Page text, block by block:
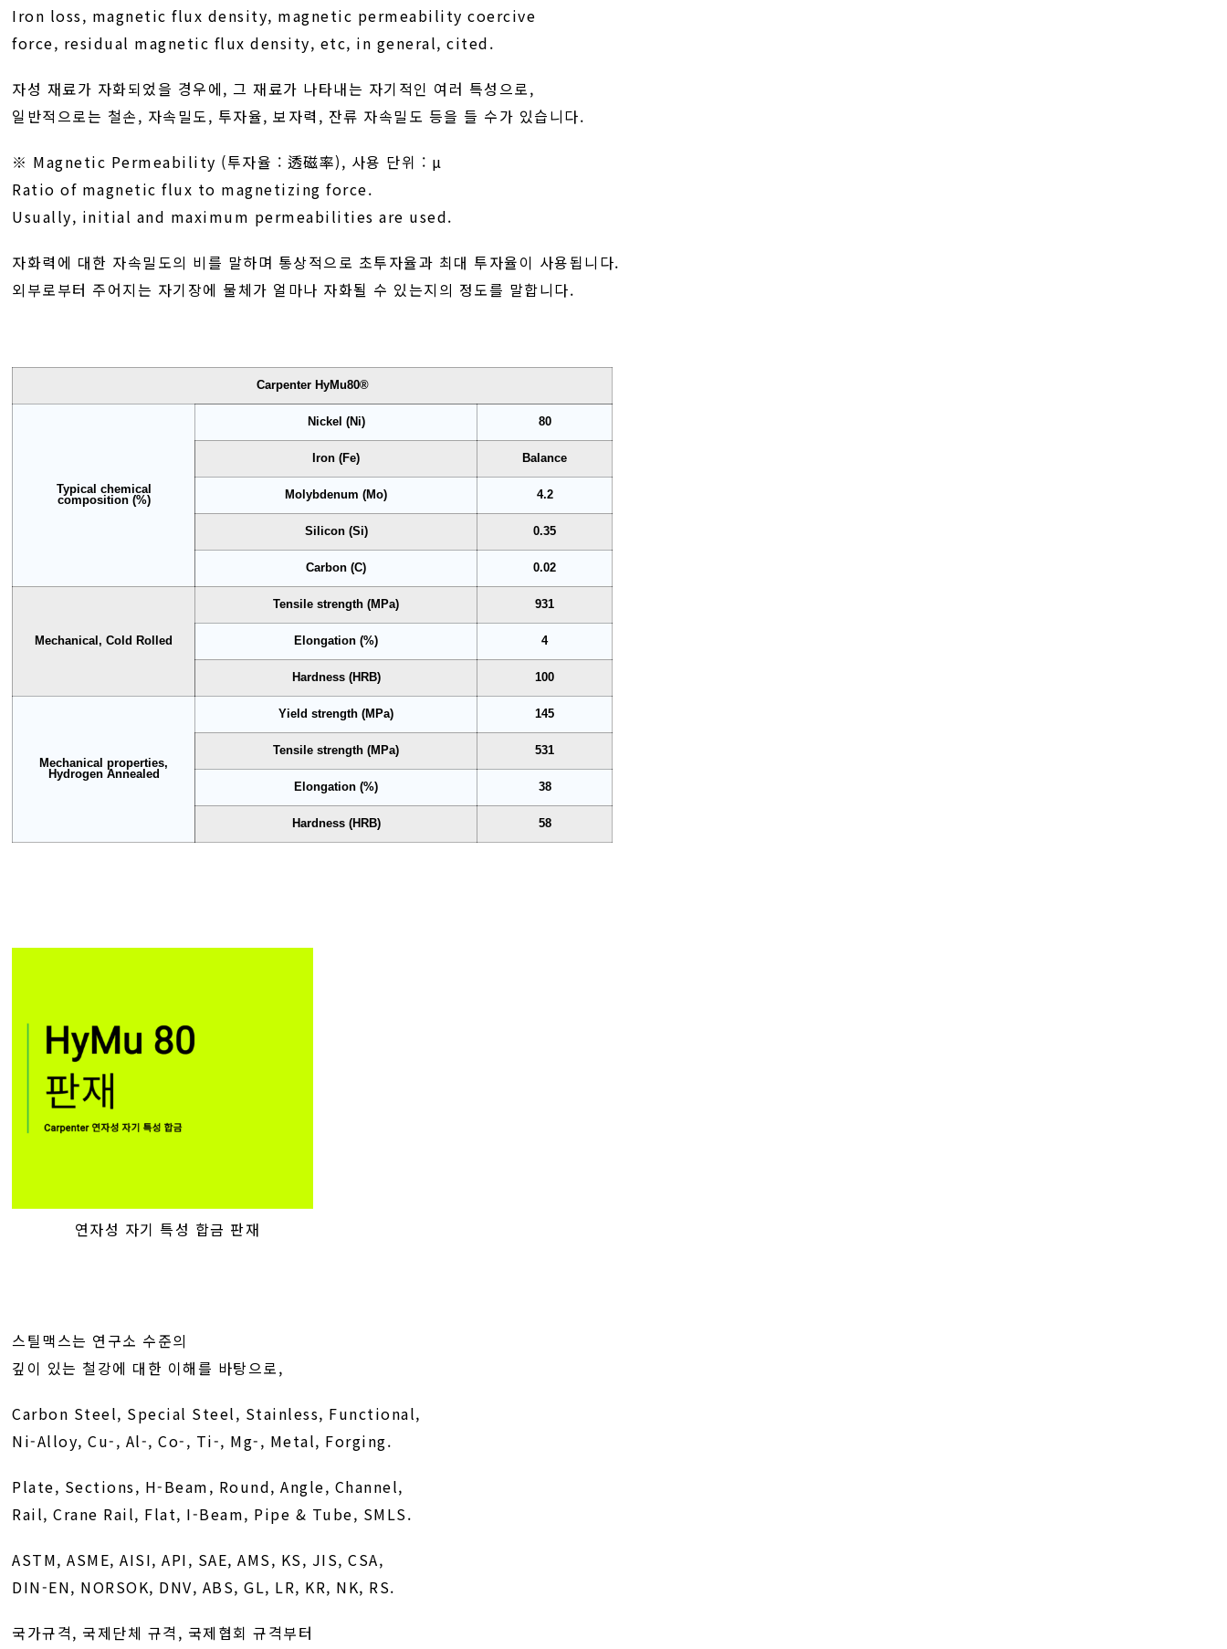
Iron loss, magnetic flux density, magnetic permeability coercive
force, residual magnetic flux density, etc, in general, cited.
자성 재료가 자화되었을 경우에, 그 재료가 나타내는 자기적인 여러 특성으로,
일반적으로는 철손, 자속밀도, 투자율, 보자력, 잔류 자속밀도 등을 들 수가 있습니다.
※ Magnetic Permeability (투자율 : 透磁率), 사용 단위 : µ
Ratio of magnetic flux to magnetizing force.
Usually, initial and maximum permeabilities are used.
자화력에 대한 자속밀도의 비를 말하며 통상적으로 초투자율과 최대 투자율이 사용됩니다.
외부로부터 주어지는 자기장에 물체가 얼마나 자화될 수 있는지의 정도를 말합니다.
Carpenter HyMu80®
Typical chemical
composition (%)
Nickel (Ni) 80
Iron (Fe) Balance
Molybdenum (Mo) 4.2
Silicon (Si) 0.35
Carbon (C) 0.02
Mechanical, Cold Rolled
Tensile strength (MPa) 931
Elongation (%) 4
Hardness (HRB) 100
Mechanical properties,
Hydrogen Annealed
Yield strength (MPa) 145
Tensile strength (MPa) 531
Elongation (%) 38
Hardness (HRB) 58
연자성 자기 특성 합금 판재
스틸맥스는 연구소 수준의
깊이 있는 철강에 대한 이해를 바탕으로,
Carbon Steel, Special Steel, Stainless, Functional,
Ni-Alloy, Cu-, Al-, Co-, Ti-, Mg-, Metal, Forging.
Plate, Sections, H-Beam, Round, Angle, Channel,
Rail, Crane Rail, Flat, I-Beam, Pipe & Tube, SMLS.
ASTM, ASME, AISI, API, SAE, AMS, KS, JIS, CSA,
DIN-EN, NORSOK, DNV, ABS, GL, LR, KR, NK, RS.
국가규격, 국제단체 규격, 국제협회 규격부터